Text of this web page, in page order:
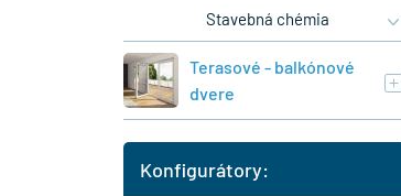
Stavebná chémia
Terasové - balkónové
dvere
Konfigurátory: